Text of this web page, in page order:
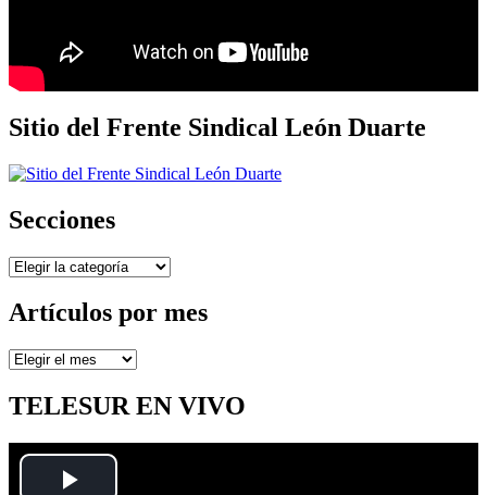
Sitio del Frente Sindical León Duarte
Secciones
Secciones
Artículos por mes
Artículos
mes
TELESUR EN VIVO